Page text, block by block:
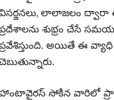
లాలాజలం ద్వారా
శుభ్రం చేసే
అయితే ఈ
సోకిన వారిలో